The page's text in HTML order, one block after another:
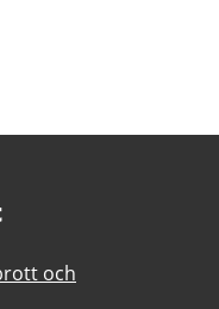
och